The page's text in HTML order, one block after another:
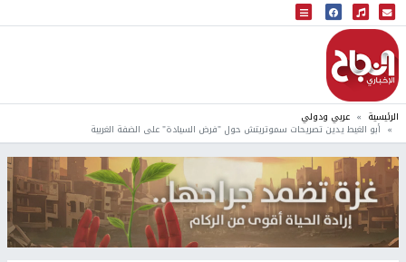
البث المباشر
إذاعة النجاح
الرئيسية عربي ودولي
أبو الغيط يدين تصريحات سموتريتش حول "فرض السيادة" على الضفة الغربية